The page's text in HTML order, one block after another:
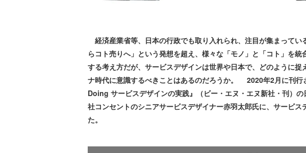
経済産業省等、日本の行政でも取り入れられ、注目が集まってい
らコト売りへ」という発想を超え、様々な「モノ」と「コト」を
する考え方だが、サービスデザインは世界や日本で、どのように
ナ時代に意識するべきことはあるのだろうか。 2020年2月に刊
Doing サービスデザインの実践』（ビー・エヌ・エヌ新社・刊）
社コンセントのシニアサービスデザイナー赤羽太郎氏に、サービ
た。